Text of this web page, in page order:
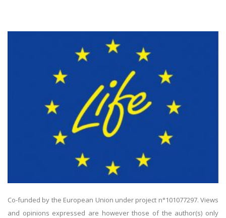
Co-funded by the European Union under project n°101077297. Views
and opinions expressed are however those of the author(s) only